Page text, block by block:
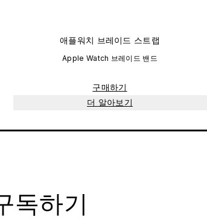
애플워치 브레이드 스트랩
Apple Watch 브레이드 밴드
구매하기
더 알아보기
독하기